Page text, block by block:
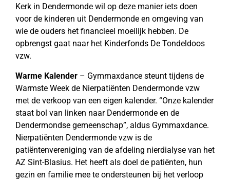
Kerk in Dendermonde wil op deze manier iets doen
voor de kinderen uit Dendermonde en omgeving van
wie de ouders het financieel moeilijk hebben. De
opbrengst gaat naar het Kinderfonds De Tondeldoos
vzw.
Warme Kalender – Gymmaxdance steunt tijdens de
Warmste Week de Nierpatiënten Dendermonde vzw
met de verkoop van een eigen kalender. “Onze kalender
staat bol van linken naar Dendermonde en de
Dendermondse gemeenschap”, aldus Gymmaxdance.
Nierpatiënten Dendermonde vzw is de
patiëntenvereniging van de afdeling nierdialyse van het
AZ Sint-Blasius. Het heeft als doel de patiënten, hun
gezin en familie mee te ondersteunen bij het verloop